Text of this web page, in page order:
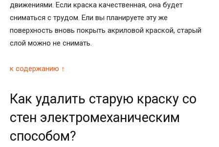
движениями. Если краска качественная, она будет
сниматься с трудом. Ели вы планируете эту же
поверхность вновь покрыть акриловой краской, старый
слой можно не снимать.
к содержанию ↑
Как удалить старую краску со
стен электромеханическим
способом?